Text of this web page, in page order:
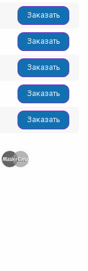
Заказать
Заказать
Заказать
Заказать
Заказать